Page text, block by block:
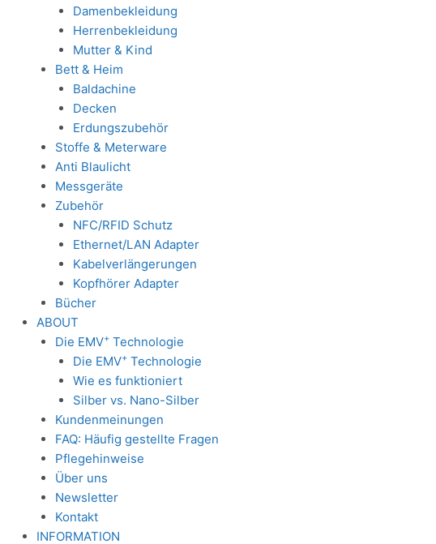
Damenbekleidung
Herrenbekleidung
Mutter & Kind
Bett & Heim
Baldachine
Decken
Erdungszubehör
Stoffe & Meterware
Anti Blaulicht
Messgeräte
Zubehör
NFC/RFID Schutz
Ethernet/LAN Adapter
Kabelverlängerungen
Kopfhörer Adapter
Bücher
ABOUT
Die EMV+Technologie
Die EMV+ Technologie
Wie es funktioniert
Silber vs. Nano-Silber
Kundenmeinungen
FAQ: Häufig gestellte Fragen
Pflegehinweise
Über uns
Newsletter
Kontakt
INFORMATION